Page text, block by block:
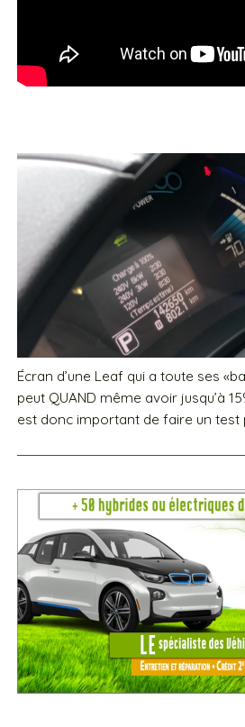
Écran d’une Leaf qui a toute ses
peut QUAND même avoir jusqu’à
est donc important de faire un test